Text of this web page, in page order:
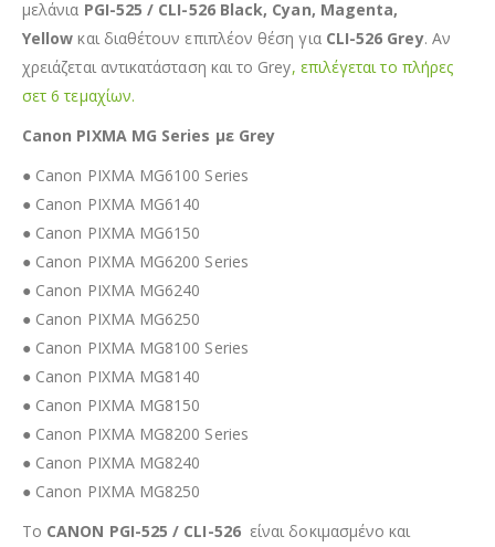
μελάνια PGI-525 / CLI-526 Black, Cyan, Magenta,
Yellow και διαθέτουν επιπλέον θέση για CLI-526 Grey. Αν
χρειάζεται αντικατάσταση και το Grey, επιλέγεται το πλήρες
σετ 6 τεμαχίων.
Canon PIXMA MG Series με Grey
● Canon PIXMA MG6100 Series
● Canon PIXMA MG6140
● Canon PIXMA MG6150
● Canon PIXMA MG6200 Series
● Canon PIXMA MG6240
● Canon PIXMA MG6250
● Canon PIXMA MG8100 Series
● Canon PIXMA MG8140
● Canon PIXMA MG8150
● Canon PIXMA MG8200 Series
● Canon PIXMA MG8240
● Canon PIXMA MG8250
Το CANON PGI-525 / CLI-526 είναι δοκιμασμένο και